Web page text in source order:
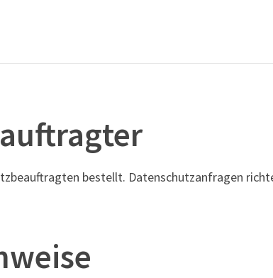
bestellt. Datenschutzanfragen